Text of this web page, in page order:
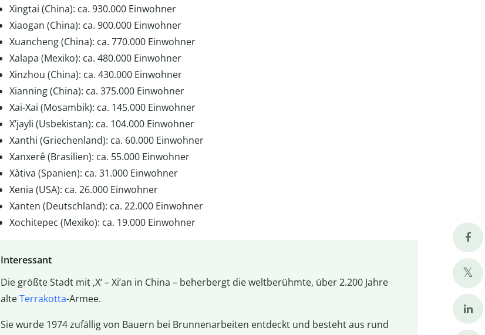
Xingtai (China): ca. 930.000 Einwohner
Xiaogan (China): ca. 900.000 Einwohner
Xuancheng (China): ca. 770.000 Einwohner
Xalapa (Mexiko): ca. 480.000 Einwohner
Xinzhou (China): ca. 430.000 Einwohner
Xianning (China): ca. 375.000 Einwohner
Xai-Xai (Mosambik): ca. 145.000 Einwohner
X’jayli (Usbekistan): ca. 104.000 Einwohner
Xanthi (Griechenland): ca. 60.000 Einwohner
Xanxerê (Brasilien): ca. 55.000 Einwohner
Xàtiva (Spanien): ca. 31.000 Einwohner
Xenia (USA): ca. 26.000 Einwohner
Xanten (Deutschland): ca. 22.000 Einwohner
Xochitepec (Mexiko): ca. 19.000 Einwohner
Interessant
Die größte Stadt mit ‚X‘ – Xi’an in China – beherbergt die weltberühmte, über 2.200 Jahre
alteTerrakotta-Armee.
Sie wurde 1974 zufällig von Bauern bei Brunnenarbeiten entdeckt und besteht aus rund